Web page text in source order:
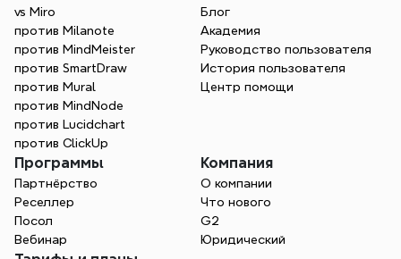
vs Miro
против Milanote
против MindMeister
против SmartDraw
против Mural
против MindNode
против Lucidchart
против ClickUp
Блог
Академия
Руководство пользователя
История пользователя
Центр помощи
Программы
Партнёрство
Реселлер
Посол
Вебинар
Компания
О компании
Что нового
G2
Юридический